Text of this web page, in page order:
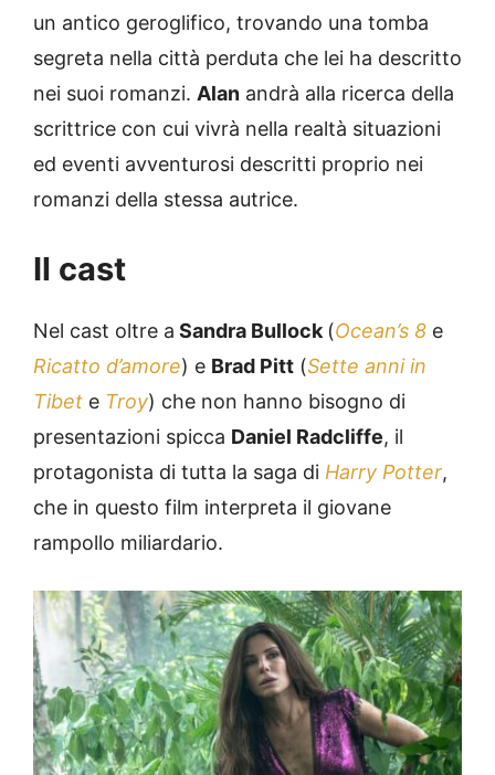
un antico geroglifico, trovando una tomba
segreta nella città perduta che lei ha descritto
nei suoi romanzi. Alan andrà alla ricerca della
scrittrice con cui vivrà nella realtà situazioni
ed eventi avventurosi descritti proprio nei
romanzi della stessa autrice.
Il cast
Nel cast oltre a Sandra Bullock (Ocean’s 8 e
Ricatto d’amore) e Brad Pitt (Sette anni in
Tibet e Troy) che non hanno bisogno di
presentazioni spicca Daniel Radcliffe, il
protagonista di tutta la saga di Harry Potter,
che in questo film interpreta il giovane
rampollo miliardario.